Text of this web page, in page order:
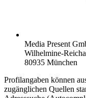
Media Present
Wilhelmine-
80935 München
Profilangaben können
zugänglichen Quellen